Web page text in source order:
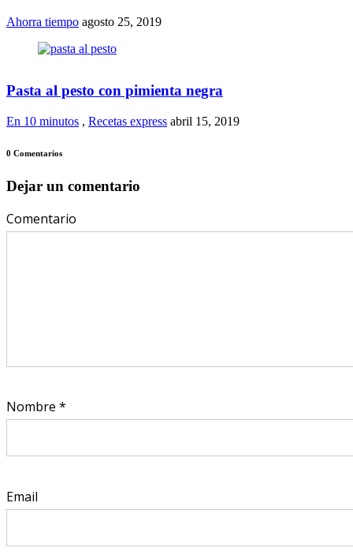
Ahorra tiempo agosto 25, 2019
Pasta al pesto con pimienta negra
En 10 minutos , Recetas express abril 15, 2019
0 Comentarios
Dejar un comentario
Comentario
Nombre *
Email